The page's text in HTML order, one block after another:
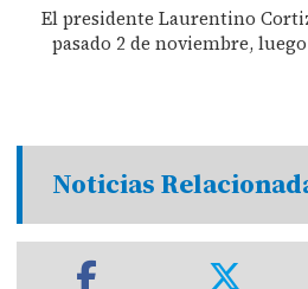
El presidente Laurentino
pasado 2 de noviembre,
Noticias